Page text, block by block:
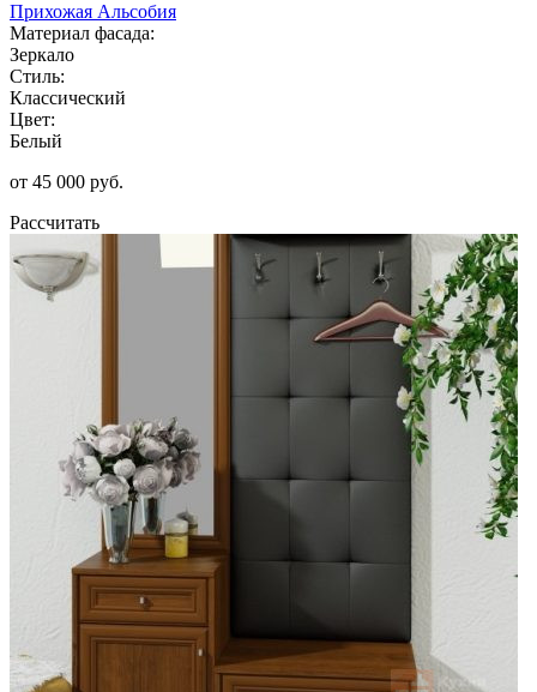
Прихожая Альсобия
Материал фасада:
Зеркало
Стиль:
Классический
Цвет:
Белый
от 45 000 руб.
Рассчитать